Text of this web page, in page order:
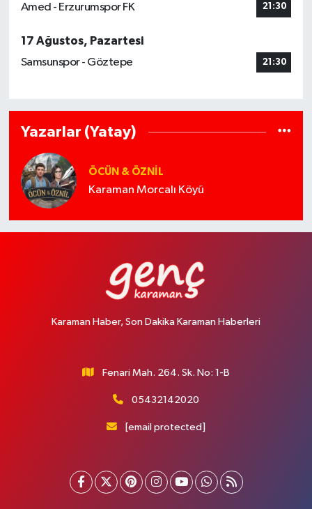
Amed - Erzurumspor FK 21:30
17 Ağustos, Pazartesi
Samsunspor - Göztepe
21:30
Yazarlar (Yatay)
ÖCÜN & ÖZNIL
Karaman Morcalı Köyü
Karaman Haber, Son Dakika Karaman Haberleri
Fenari Mah. 264. Sk. No: 1-B
05432142020
[email protected]